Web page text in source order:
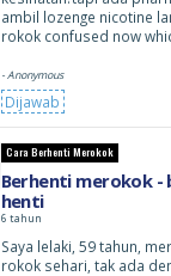
ambil lozenge nicotine
rokok confused now
- Anonymous
Dijawab
Cara Berhenti Merokok
Berhenti merokok
henti
6 tahun
Saya lelaki, 59 tahun,
rokok sehari, tak ada